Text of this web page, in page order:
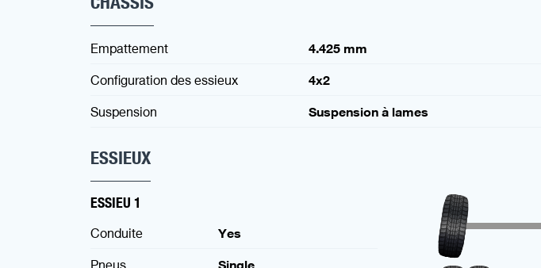
Empattement
4.425 mm
Configuration des essieux
4x2
Suspension
Suspension à lames
ESSIEUX
ESSIEU 1
Conduite
Yes
Pneus
Single